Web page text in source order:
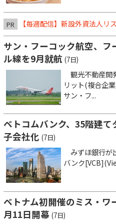
PR 【毎週配信】新設外資法人リ
サン・フーコック航空、フ
ル線を9月就航 (7日)
観光不動産開
リット(複合企
サン・フ...
ベトコムバンク、35階建
子会社化 (7日)
みずほ銀行が
バンク
ベトナム初開催のミス・ワ
月11日開幕 (7日)